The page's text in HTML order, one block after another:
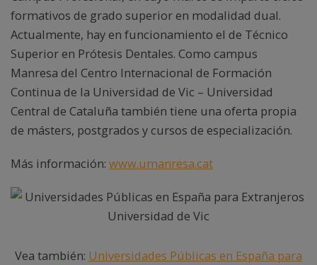
formativos de grado superior en modalidad dual.
Actualmente, hay en funcionamiento el de Técnico
Superior en Prótesis Dentales. Como campus
Manresa del Centro Internacional de Formación
Continua de la Universidad de Vic – Universidad
Central de Cataluña también tiene una oferta propia
de másters, postgrados y cursos de especialización.
Más información: www.umanresa.cat
Vea también: Universidades Públicas en España para